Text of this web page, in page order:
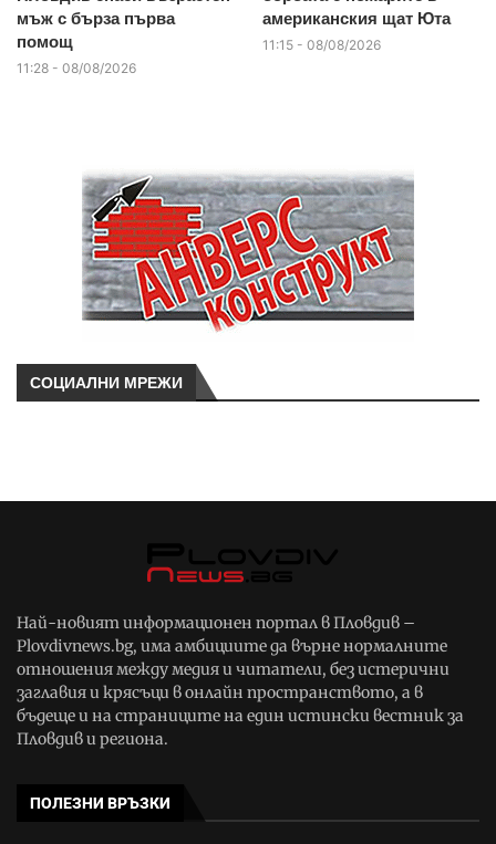
мъж с бърза първа
помощ
11:28 - 08/08/2026
американския щат Юта
11:15 - 08/08/2026
СОЦИАЛНИ МРЕЖИ
Най-новият информационен портал в Пловдив –
Plovdivnews.bg, има амбициите да върне нормалните
отношения между медия и читатели, без истерични
заглавия и крясъци в онлайн пространството, а в
бъдеще и на страниците на един истински вестник за
Пловдив и региона.
ПОЛЕЗНИ ВРЪЗКИ